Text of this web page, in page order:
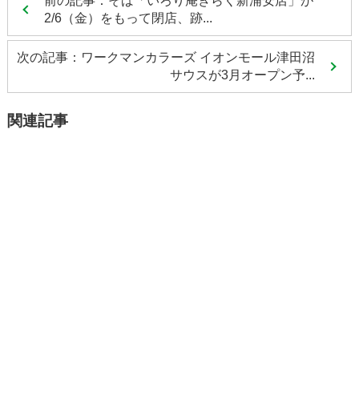
2/6（金）をもって閉店、跡...
次の記事：ワークマンカラーズ イオンモール津田沼
サウスが3月オープン予...
関連記事